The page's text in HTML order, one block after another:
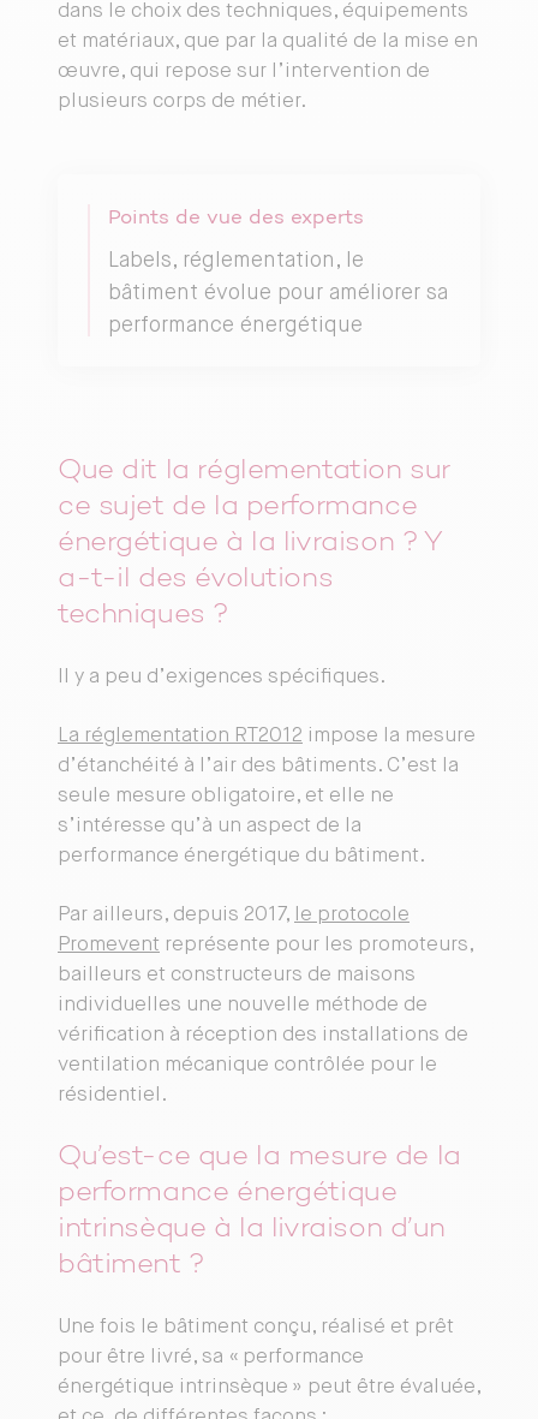
dans le choix des techniques, équipements
et matériaux, que par la qualité de la mise en
œuvre, qui repose sur l’intervention de
plusieurs corps de métier.
Points de vue des experts
Labels, réglementation, le
bâtiment évolue pour améliorer sa
performance énergétique
Que dit la réglementation sur
ce sujet de la performance
énergétique à la livraison ? Y
a-t-il des évolutions
techniques ?
Il y a peu d’exigences spécifiques.
La réglementation RT2012 impose la mesure
d’étanchéité à l’air des bâtiments. C’est la
seule mesure obligatoire, et elle ne
s’intéresse qu’à un aspect de la
performance énergétique du bâtiment.
Par ailleurs, depuis 2017, le protocole
Promevent représente pour les promoteurs,
bailleurs et constructeurs de maisons
individuelles une nouvelle méthode de
vérification à réception des installations de
ventilation mécanique contrôlée pour le
résidentiel.
Qu’est-ce que la mesure de la
performance énergétique
intrinsèque à la livraison d’un
bâtiment ?
Une fois le bâtiment conçu, réalisé et prêt
pour être livré, sa « performance
énergétique intrinsèque » peut être évaluée,